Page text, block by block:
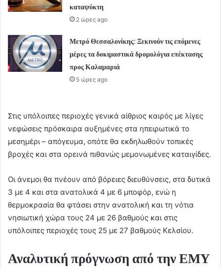
καταψύκτη
2 ώρες ago
Μετρό Θεσσαλονίκης: Ξεκινούν τις επόμενες
μέρες τα δοκιμαστικά δρομολόγια επέκτασης
προς Καλαμαριά
5 ώρες ago
Στις υπόλοιπες περιοχές γενικά αίθριος καιρός με λίγες
νεφώσεις πρόσκαιρα αυξημένες στα ηπειρωτικά το
μεσημέρι – απόγευμα, οπότε θα εκδηλωθούν τοπικές
βροχές και στα ορεινά πιθανώς μεμονωμένες καταιγίδες.
Οι άνεμοι θα πνέουν από βόρειες διευθύνσεις, στα δυτικά
3 με 4 και στα ανατολικά 4 με 6 μποφόρ, ενώ η
θερμοκρασία θα φτάσει στην ανατολική και τη νότια
νησιωτική χώρα τους 24 με 26 βαθμούς και στις
υπόλοιπες περιοχές τους 25 με 27 βαθμούς Κελσίου.
Αναλυτική πρόγνωση από την ΕΜΥ